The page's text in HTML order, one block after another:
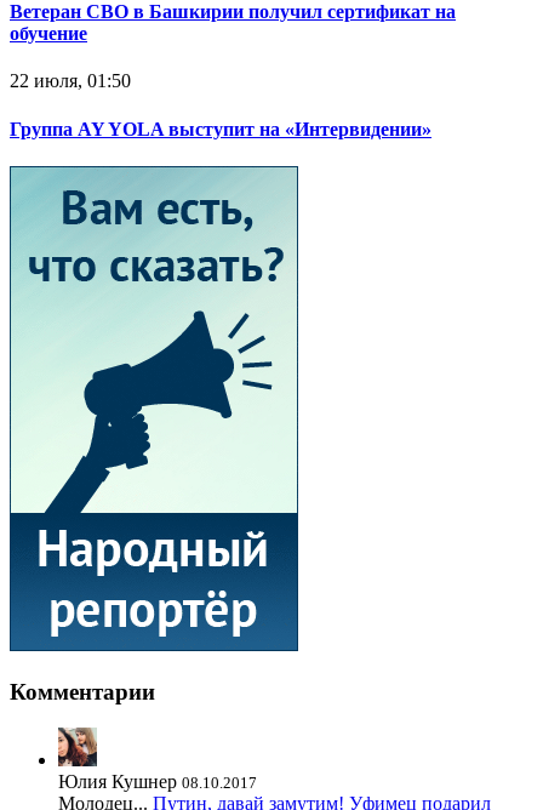
Ветеран СВО в Башкирии получил сертификат на
обучение
22 июля, 01:50
Группа AY YOLA выступит на «Интервидении»
Комментарии
Юлия Кушнер 08.10.2017
Молодец... Путин, давай замутим! Уфимец подарил